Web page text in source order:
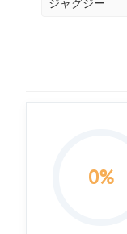
ジャグジー
0%